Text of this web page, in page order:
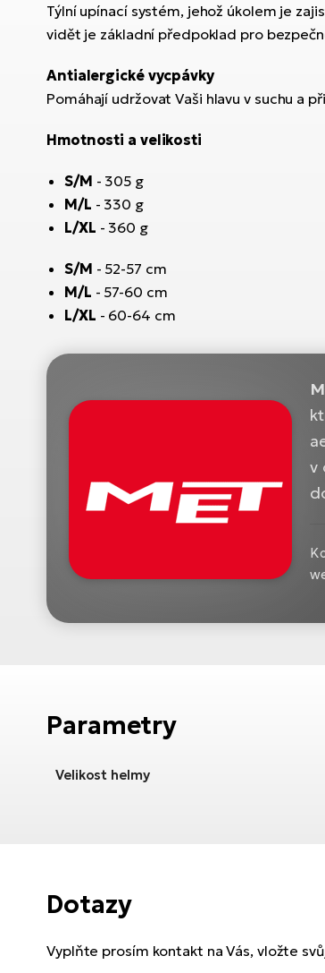
Týlní upínací systém, jehož úkolem je
vidět je základní předpoklad pro
Antialergické vycpávky
Pomáhají udržovat Vaši hlavu v suchu a
Hmotnosti a velikosti
S/M - 305 g
M/L - 330 g
L/XL - 360 g
S/M - 52-57 cm
M/L - 57-60 cm
L/XL - 60-64 cm
v
Parametry
Velikost helmy
Dotazy
Vyplňte prosím kontakt na Vás, vložte